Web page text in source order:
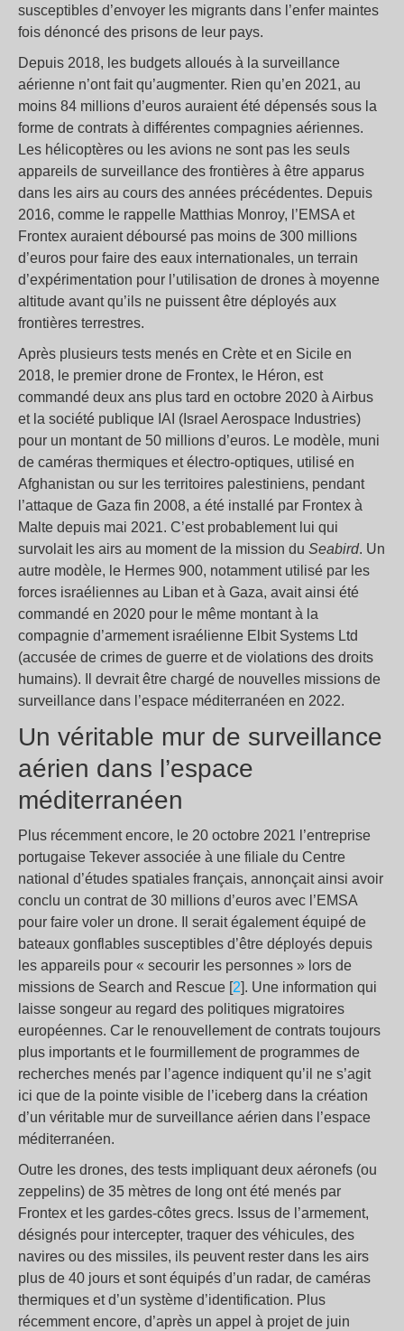
susceptibles d’envoyer les migrants dans l’enfer maintes
fois dénoncé des prisons de leur pays.
Depuis 2018, les budgets alloués à la surveillance
aérienne n’ont fait qu’augmenter. Rien qu’en 2021, au
moins 84 millions d’euros auraient été dépensés sous la
forme de contrats à différentes compagnies aériennes.
Les hélicoptères ou les avions ne sont pas les seuls
appareils de surveillance des frontières à être apparus
dans les airs au cours des années précédentes. Depuis
2016, comme le rappelle Matthias Monroy, l’EMSA et
Frontex auraient déboursé pas moins de 300 millions
d’euros pour faire des eaux internationales, un terrain
d’expérimentation pour l’utilisation de drones à moyenne
altitude avant qu’ils ne puissent être déployés aux
frontières terrestres.
Après plusieurs tests menés en Crète et en Sicile en
2018, le premier drone de Frontex, le Héron, est
commandé deux ans plus tard en octobre 2020 à Airbus
et la société publique IAI (Israel Aerospace Industries)
pour un montant de 50 millions d’euros. Le modèle, muni
de caméras thermiques et électro-optiques, utilisé en
Afghanistan ou sur les territoires palestiniens, pendant
l’attaque de Gaza fin 2008, a été installé par Frontex à
Malte depuis mai 2021. C’est probablement lui qui
survolait les airs au moment de la mission du Seabird. Un
autre modèle, le Hermes 900, notamment utilisé par les
forces israéliennes au Liban et à Gaza, avait ainsi été
commandé en 2020 pour le même montant à la
compagnie d’armement israélienne Elbit Systems Ltd
(accusée de crimes de guerre et de violations des droits
humains). Il devrait être chargé de nouvelles missions de
surveillance dans l’espace méditerranéen en 2022.
Un véritable mur de surveillance
aérien dans l’espace
méditerranéen
Plus récemment encore, le 20 octobre 2021 l’entreprise
portugaise Tekever associée à une filiale du Centre
national d’études spatiales français, annonçait ainsi avoir
conclu un contrat de 30 millions d’euros avec l’EMSA
pour faire voler un drone. Il serait également équipé de
bateaux gonflables susceptibles d’être déployés depuis
les appareils pour « secourir les personnes » lors de
missions de Search and Rescue [2]. Une information qui
laisse songeur au regard des politiques migratoires
européennes. Car le renouvellement de contrats toujours
plus importants et le fourmillement de programmes de
recherches menés par l’agence indiquent qu’il ne s’agit
ici que de la pointe visible de l’iceberg dans la création
d’un véritable mur de surveillance aérien dans l’espace
méditerranéen.
Outre les drones, des tests impliquant deux aéronefs (ou
zeppelins) de 35 mètres de long ont été menés par
Frontex et les gardes-côtes grecs. Issus de l’armement,
désignés pour intercepter, traquer des véhicules, des
navires ou des missiles, ils peuvent rester dans les airs
plus de 40 jours et sont équipés d’un radar, de caméras
thermiques et d’un système d’identification. Plus
récemment encore, d’après un appel à projet de juin